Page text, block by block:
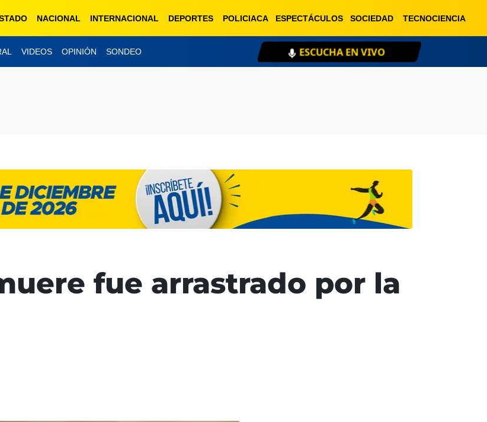
NACIONAL INTERNACIONAL DEPORTES POLICIACA ESPECTÁCULOS SOCIEDAD TECNOCIENCIA
VIDEOS OPINIÓN SONDEO ESCUCHA EN VIVO
fue arrastrado por la